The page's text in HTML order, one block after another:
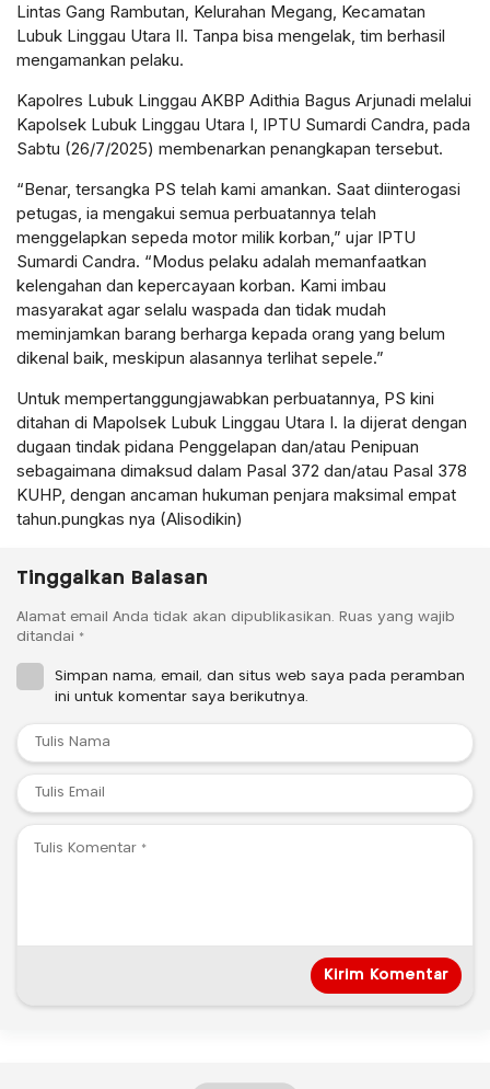
Lintas Gang Rambutan, Kelurahan Megang, Kecamatan
Lubuk Linggau Utara II. Tanpa bisa mengelak, tim berhasil
mengamankan pelaku.
Kapolres Lubuk Linggau AKBP Adithia Bagus Arjunadi melalui
Kapolsek Lubuk Linggau Utara I, IPTU Sumardi Candra, pada
Sabtu (26/7/2025) membenarkan penangkapan tersebut.
“Benar, tersangka PS telah kami amankan. Saat diinterogasi
petugas, ia mengakui semua perbuatannya telah
menggelapkan sepeda motor milik korban,” ujar IPTU
Sumardi Candra. “Modus pelaku adalah memanfaatkan
kelengahan dan kepercayaan korban. Kami imbau
masyarakat agar selalu waspada dan tidak mudah
meminjamkan barang berharga kepada orang yang belum
dikenal baik, meskipun alasannya terlihat sepele.”
Untuk mempertanggungjawabkan perbuatannya, PS kini
ditahan di Mapolsek Lubuk Linggau Utara I. Ia dijerat dengan
dugaan tindak pidana Penggelapan dan/atau Penipuan
sebagaimana dimaksud dalam Pasal 372 dan/atau Pasal 378
KUHP, dengan ancaman hukuman penjara maksimal empat
tahun.pungkas nya (Alisodikin)
Tinggalkan Balasan
Alamat email Anda tidak akan dipublikasikan. Ruas yang wajib
ditandai *
Simpan nama, email, dan situs web saya pada peramban
ini untuk komentar saya berikutnya.